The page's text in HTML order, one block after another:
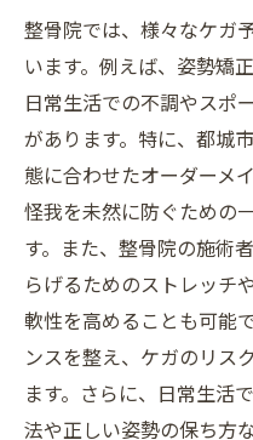
整骨院では、様々なケガ
います。例えば、姿勢矯
日常生活での不調やスポ
があります。特に、都城
態に合わせたオーダーメ
怪我を未然に防ぐための
す。また、整骨院の施術
らげるためのストレッチ
軟性を高めることも可能
ンスを整え、ケガのリス
ます。さらに、日常生活
法や正しい姿勢の保ち方